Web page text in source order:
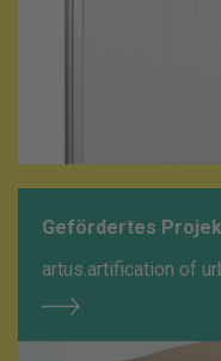
Gefördertes
artus.artification of